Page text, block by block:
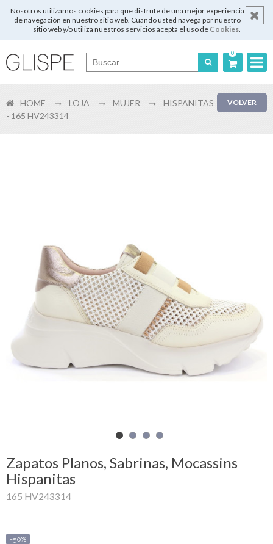
Nosotros utilizamos cookies para que disfrute de una mejor experiencia
de navegación en nuestro sitio web. Cuando usted navega por nuestro
sitio web y/o utiliza nuestros servicios acepta el uso de Cookies.
0
English
Registrar
Mi
cesta
Mujer
VOLVER
HOME LOJA MUJER
HISPANITAS
- 165 HV243314
Zapatos Planos, Sabrinas, Mocassins
Hispanitas
165 HV243314
-50%